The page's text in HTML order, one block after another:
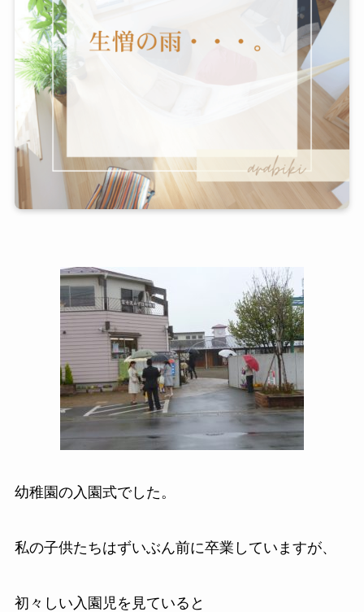
幼稚園の入園式でした。
私の子供たちはずいぶん前に卒業していますが、
初々しい入園児を見ていると